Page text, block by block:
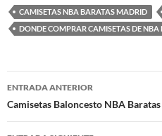
CAMISETAS NBA BARATAS MADRID
DONDE COMPRAR CAMISETAS DE NBA
Navegación
de
entradas
ENTRADA ANTERIOR
Camisetas Baloncesto NBA